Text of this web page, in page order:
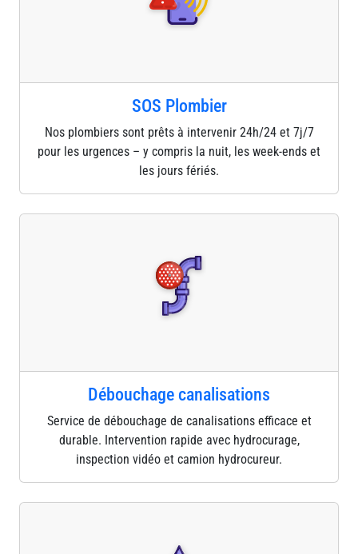
SOS Plombier
Nos plombiers sont prêts à intervenir 24h/24 et 7j/7
pour les urgences – y compris la nuit, les week-ends et
les jours fériés.
Débouchage canalisations
Service de débouchage de canalisations efficace et
durable. Intervention rapide avec hydrocurage,
inspection vidéo et camion hydrocureur.